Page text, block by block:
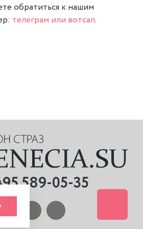
обратиться к нашим
телеграм или вотсап.
589-05-35